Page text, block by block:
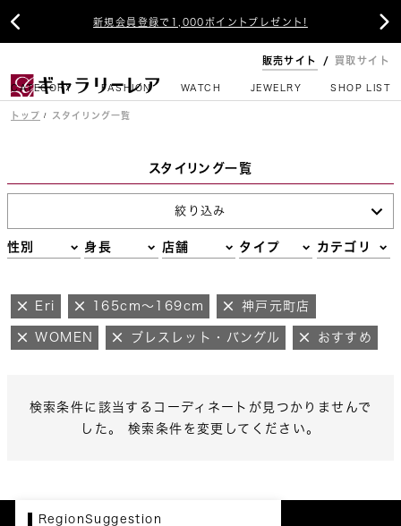
新規会員登録で1,000ポイントプレゼント!
 
販売サイト 買取サイト
CATEGORY FASHION WATCH JEWELRY SHOP LIST
トップ スタイリング一覧
スタイリング一覧
絞り込み
性別 身長 店舗 タイプ カテゴリ
Eri 165cm～169cm 神戸元町店
WOMEN ブレスレット・バングル おすすめ
検索条件に該当するコーディネートが見つかりませんで
した。 検索条件を変更してください。
RegionSuggestion